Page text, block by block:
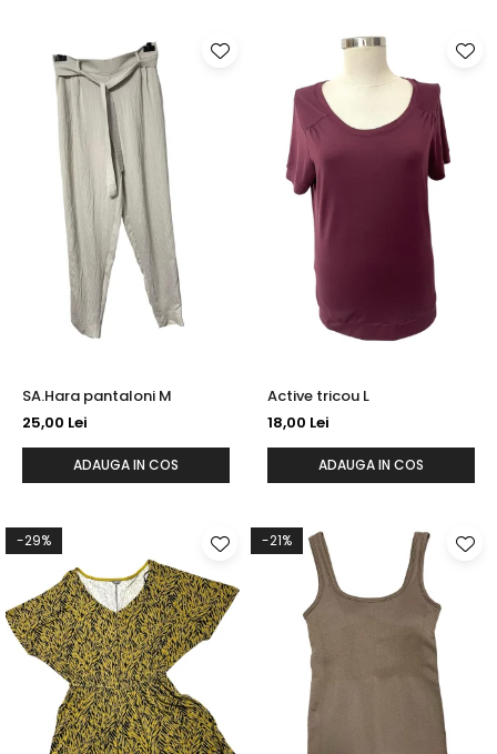
SA.Hara pantaloni M
25,00 Lei
ADAUGA IN COS
Active tricou L
18,00 Lei
ADAUGA IN COS
-29% -21%